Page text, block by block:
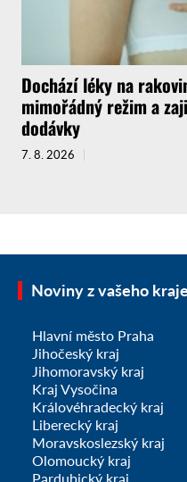
Dochází léky na
mimořádný režim a
dodávky
7. 8. 2026
Noviny z vašeho kraje
Hlavní město Praha
Jihočeský kraj
Jihomoravský kraj
Kraj Vysočina
Královéhradecký kraj
Liberecký kraj
Moravskoslezský kraj
Olomoucký kraj
Pardubický kraj